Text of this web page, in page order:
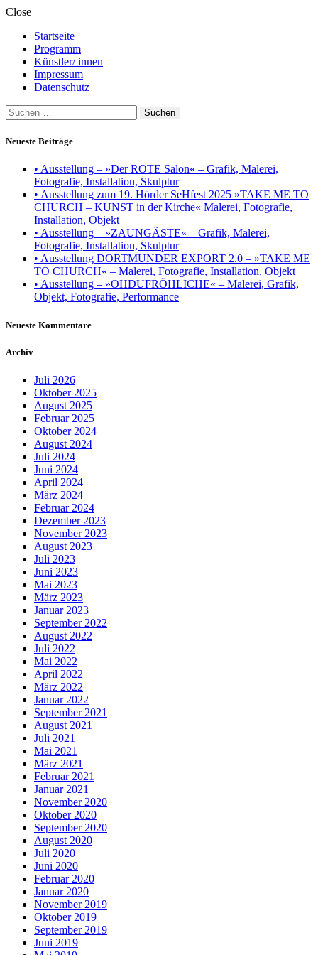
Close
Startseite
Programm
Künstler/ innen
Impressum
Datenschutz
Suchen
nach:
Neueste Beiträge
• Ausstellung – »Der ROTE Salon« – Grafik, Malerei,
Fotografie, Installation, Skulptur
• Ausstellung zum 19. Hörder SeHfest 2025 »TAKE ME TO
CHURCH – KUNST in der Kirche« Malerei, Fotografie,
Installation, Objekt
• Ausstellung – »ZAUNGÄSTE« – Grafik, Malerei,
Fotografie, Installation, Skulptur
• Ausstellung DORTMUNDER EXPORT 2.0 – »TAKE ME
TO CHURCH« – Malerei, Fotografie, Installation, Objekt
• Ausstellung – »OHDUFRÖHLICHE« – Malerei, Grafik,
Objekt, Fotografie, Performance
Neueste Kommentare
Archiv
Juli 2026
Oktober 2025
August 2025
Februar 2025
Oktober 2024
August 2024
Juli 2024
Juni 2024
April 2024
März 2024
Februar 2024
Dezember 2023
November 2023
August 2023
Juli 2023
Juni 2023
Mai 2023
März 2023
Januar 2023
September 2022
August 2022
Juli 2022
Mai 2022
April 2022
März 2022
Januar 2022
September 2021
August 2021
Juli 2021
Mai 2021
März 2021
Februar 2021
Januar 2021
November 2020
Oktober 2020
September 2020
August 2020
Juli 2020
Juni 2020
Februar 2020
Januar 2020
November 2019
Oktober 2019
September 2019
Juni 2019